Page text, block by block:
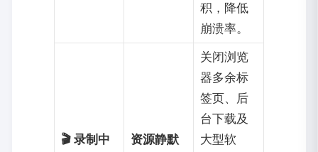
积，降低
崩溃率。
🎬 录制中
资源静默
关闭浏览
器多余标
签页、后
台下载及
大型软